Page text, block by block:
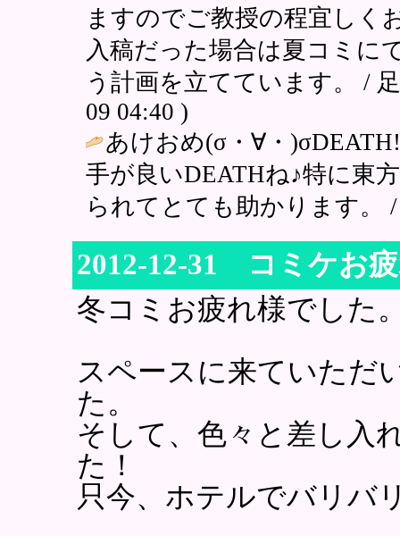
ますのでご教授の程宜しく
入稿だった場合は夏コミに
う計画を立てています。 /
09 04:40 )
あけおめ(σ・∀・
手が良いDEATHね♪特に東
られてとても助かります。
2012-12-31 コミケお
冬コミお疲れ様でした
スペースに来ていただ
た。
そして、色々と差し入
た！
只今、ホテルでバリバ